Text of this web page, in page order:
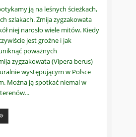
ją na leśnych ścieżkach,
szlakach. Żmija zygzakowata
niej narosło wiele mitów. Kiedy
jest groźne i jak
poważnych
zygzakowata (Vipera berus)
występującym w Polsce
Można ją spotkać niemal w